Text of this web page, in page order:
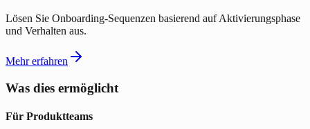
Lösen Sie Onboarding-Sequenzen basierend auf Aktivierungsphase
und Verhalten aus.
Mehr erfahren
Was dies ermöglicht
Für Produktteams